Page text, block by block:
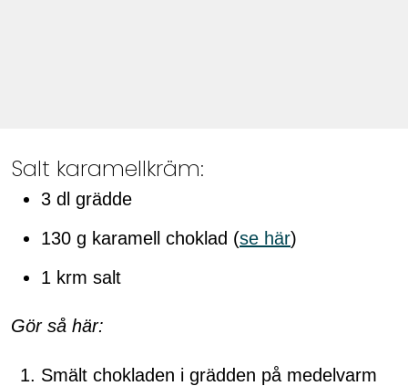
Salt karamellkräm:
3 dl grädde
130 g karamell choklad (se här)
1 krm salt
Gör så här:
Smält chokladen i grädden på medelvarm